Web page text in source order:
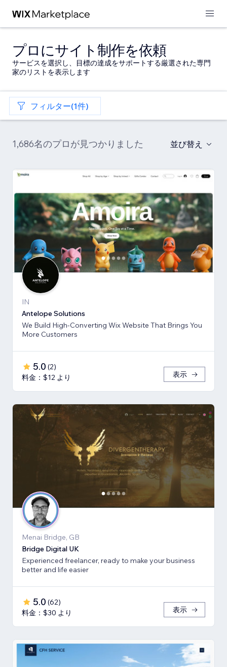
プロにサイト制作を依頼
サービスを選択し、目標の達成をサポートする厳選された専門
家のリストを表示します
フィルター(1件)
1,686名のプロが見つかりました 並び替え
IN
Antelope Solutions
We Build High-Converting Wix Website That Brings You
More Customers
5.0 (2)
料金：$12 より
表示
Menai Bridge, GB
Bridge Digital UK
Experienced freelancer, ready to make your business
better and life easier
5.0 (62)
料金：$30 より
表示